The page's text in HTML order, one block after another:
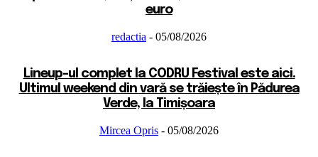
euro
redactia - 05/08/2026
Lineup-ul complet la CODRU Festival este aici.
Ultimul weekend din vară se trăiește în Pădurea
Verde, la Timișoara
Mircea Opris - 05/08/2026